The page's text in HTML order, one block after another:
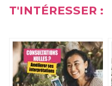
T'INTÉRESSER :